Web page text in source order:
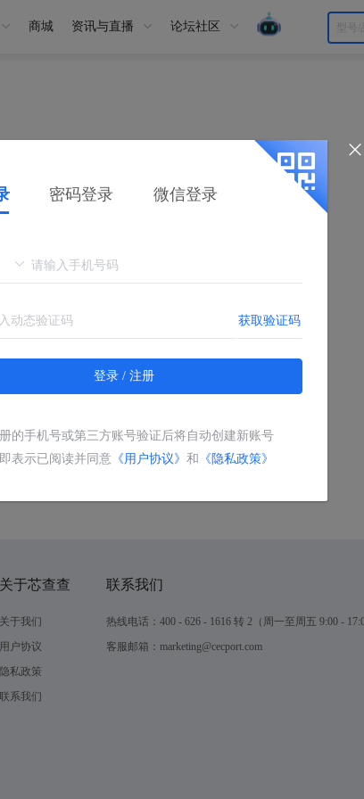
商城 资讯与直播 论坛社区
关于芯查查
关于我们
用户协议
隐私政策
联系我们
联系我们
热线电话：400 - 626 - 1616 转 2（周一至周五 9:00 -
客服邮箱：marketing@cecport.com
密码登录 微信登录
获取验证码
登录 / 注册
的手机号或第三方账号验证后将自动创建新账号
表示已阅读并同意 《用户协议》 和 《隐私政策》